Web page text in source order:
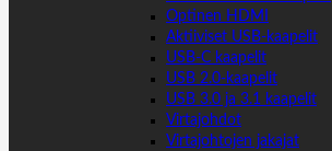
Optinen HDMI
Aktiiviset USB-kaapelit
USB-C kaapelit
USB 2.0-kaapelit
USB 3.0 ja 3.1 kaapelit
Virtajohdot
Virtajohtojen jakajat